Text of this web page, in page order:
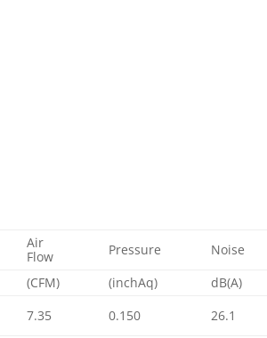
Air
Flow
Pressure Noise
(CFM) (inchAq) dB(A)
7.35 0.150 26.1